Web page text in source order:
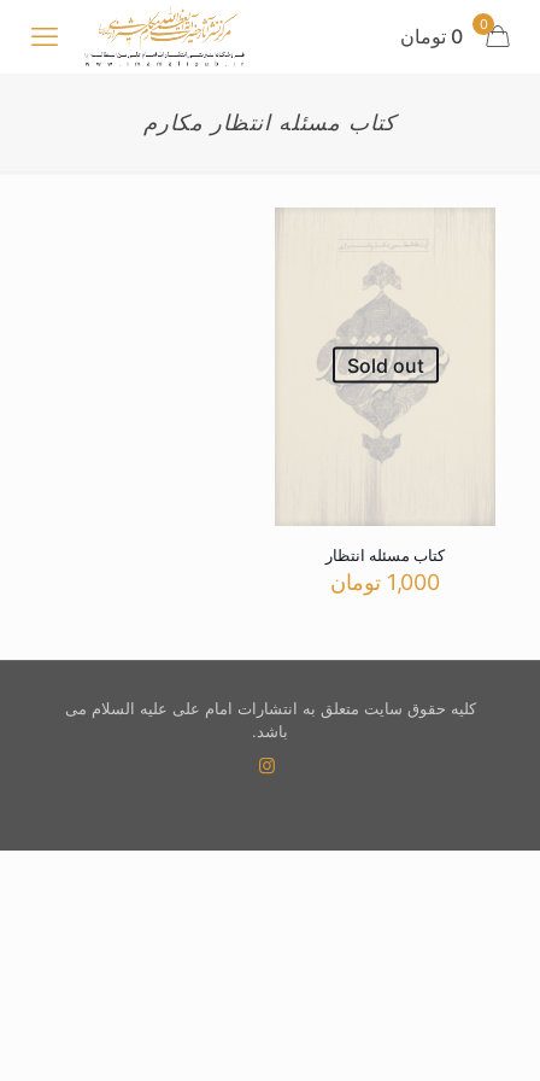
0 0 تومان
کتاب مسئله انتظار مکارم
Sold out
کتاب مسئله انتظار
1,000 تومان
کلیه حقوق سایت متعلق به انتشارات امام علی علیه السلام می
باشد.